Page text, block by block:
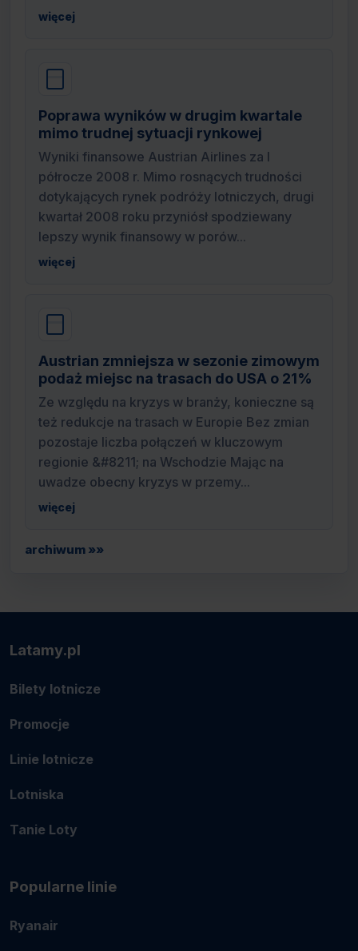
więcej
Poprawa wyników w drugim kwartale
mimo trudnej sytuacji rynkowej
Wyniki finansowe Austrian Airlines za I
półrocze 2008 r. Mimo rosnących trudności
dotykających rynek podróży lotniczych, drugi
kwartał 2008 roku przyniósł spodziewany
lepszy wynik finansowy w porów...
więcej
Austrian zmniejsza w sezonie zimowym
podaż miejsc na trasach do USA o 21%
Ze względu na kryzys w branży, konieczne są
też redukcje na trasach w Europie Bez zmian
pozostaje liczba połączeń w kluczowym
regionie &#8211; na Wschodzie Mając na
uwadze obecny kryzys w przemy...
więcej
archiwum »»
Latamy.pl
Bilety lotnicze
Promocje
Linie lotnicze
Lotniska
Tanie Loty
Popularne linie
Ryanair